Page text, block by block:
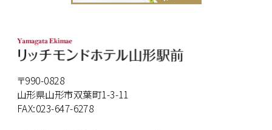
〒990-0828
山形県山形市双葉町1-3-11
FAX:023-647-6278